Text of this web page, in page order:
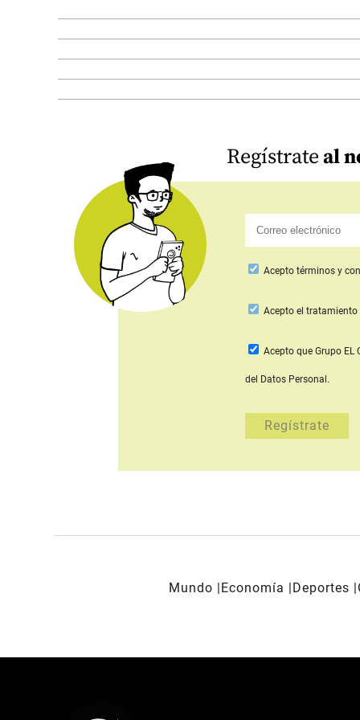
Regístrateal
Acepto términos y
Aceptoel tratamiento
Acepto que Grupo EL
del Datos Personal.
Mundo Economía Deportes